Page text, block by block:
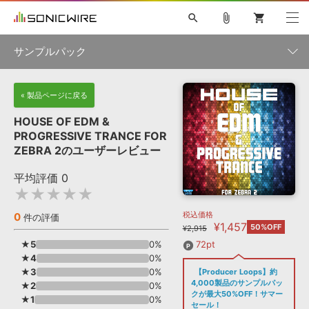
ソフト音源 »
プラグイン・エフェクト »
サンプルパック »
ソフトウェア／ツール »
DAW »
キャンペーン »
特集 »
SONICWIREブログ »
製品サポート情報 »
DTMガイド »
FAQ »
音楽カード
楽曲配信流通サービス
search
初音ミク NT 巡音ルカ V4X
MEIKO V3
KAITO V3
VOCALOID TOONTRACK
SPITFIRE AUDIO
VIENNA
EZ DRUMMER 3
ライセンスフリーBGM
サンプルパックを試そう
ボーカル抜き出し
DUBSTEP
MUTANT
ROUTER.FM
ソフト音源 プラグイン・エフェクト
ソフトウェア／ツール DAW 効果音
attach_file shopping_cart
サンプルパック
製品一覧
ジャンル
メーカー
フォーマット
ランキング
« 製品ページに戻る
HOUSE OF EDM &
PROGRESSIVE TRANCE FOR
ZEBRA 2のユーザーレビュー
平均評価 0
★★★★★
0 件の評価
★5
0%
★4
0%
★3
0%
★2
0%
★1
0%
税込価格
¥2,915
¥1,457 50%OFF
72pt
【Producer Loops】約
4,000製品のサンプルパッ
クが最大50%OFF！サマー
セール！